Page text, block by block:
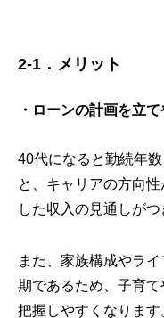
2-1．メリット
・ローンの計画を立
40代になると勤続年
と、キャリアの方向
した収入の見通しがつ
また、家族構成やラ
期であるため、子育
把握しやすくなります